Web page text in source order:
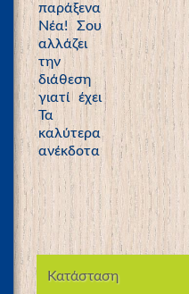
παράξενα
Νέα! Σου
αλλάζει
την
διάθεση
γιατί έχει
Τα
καλύτερα
ανέκδοτα
Κατάσταση